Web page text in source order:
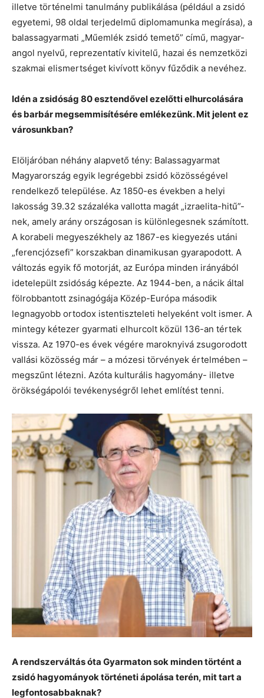
illetve történelmi tanulmány publikálása (például a zsidó
egyetemi, 98 oldal terjedelmű diplomamunka megírása), a
balassagyarmati „Műemlék zsidó temető” című, magyar-
angol nyelvű, reprezentatív kivitelű, hazai és nemzetközi
szakmai elismertséget kivívott könyv fűződik a nevéhez.
Idén a zsidóság 80 esztendővel ezelőtti elhurcolására
és barbár megsemmisítésére emlékezünk. Mit jelent ez
városunkban?
Elöljáróban néhány alapvető tény: Balassagyarmat
Magyarország egyik legrégebbi zsidó közösségével
rendelkező települése. Az 1850-es években a helyi
lakosság 39.32 százaléka vallotta magát „izraelita-hitű”-
nek, amely arány országosan is különlegesnek számított.
A korabeli megyeszékhely az 1867-es kiegyezés utáni
„ferencjózsefi” korszakban dinamikusan gyarapodott. A
változás egyik fő motorját, az Európa minden irányából
idetelepült zsidóság képezte. Az 1944-ben, a nácik által
fölrobbantott zsinagógája Közép-Európa második
legnagyobb ortodox istentiszteleti helyeként volt ismer. A
mintegy kétezer gyarmati elhurcolt közül 136-an tértek
vissza. Az 1970-es évek végére maroknyivá zsugorodott
vallási közösség már – a mózesi törvények értelmében –
megszűnt létezni. Azóta kulturális hagyomány- illetve
örökségápolói tevékenységről lehet említést tenni.
A rendszerváltás óta Gyarmaton sok minden történt a
zsidó hagyományok történeti ápolása terén, mit tart a
legfontosabbaknak?